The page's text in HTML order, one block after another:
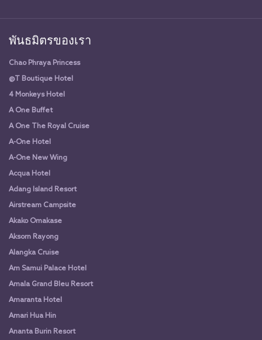
พันธมิตรของเรา
Chao Phraya Princess
@T Boutique Hotel
4 Monkeys Hotel
A One Buffet
A One The Royal Cruise
A-One Hotel
A-One New Wing
Acqua Hotel
Adang Island Resort
Airstream Campsite
Akako Omakase
Aksorn Rayong
Alangka Cruise
Am Samui Palace Hotel
Amala Grand Bleu Resort
Amaranta Hotel
Amari Hua Hin
Ananta Burin Resort